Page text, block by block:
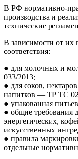
В РФ нормативно-
производства и
технические
В зависимости от их
соответствия:
● для молочных и
033/2013;
● для соков,
напитков — ТР ТС
● упакованная
● общие требования
энергетических,
искусственных
● правила
отдельные